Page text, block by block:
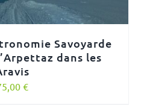
Savoyarde
dans les
€